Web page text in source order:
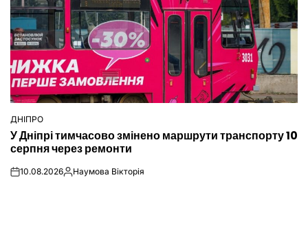
ОПУБЛІКУВАТИ
У
ДНІПРО
У Дніпрі тимчасово змінено маршрути транспорту 10
серпня через ремонти
on10.08.2026Опубліковано
Наумова Вікторія